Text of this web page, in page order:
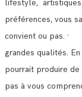
lifestyle,
préférences, vous
convient ou pas. ·
grandes qualités.
pourrait produire de
pas à vous